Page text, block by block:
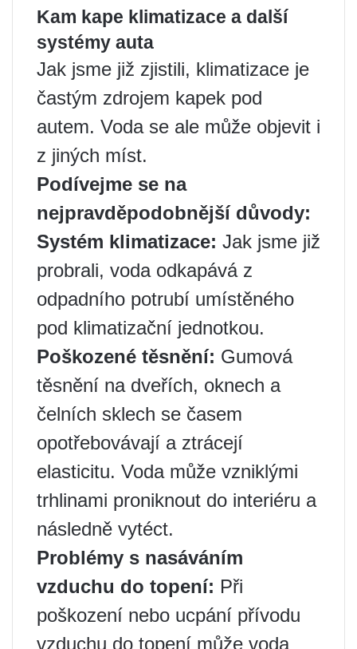
Kam kape klimatizace a další
systémy auta
Jak jsme již zjistili, klimatizace je
častým zdrojem kapek pod
autem. Voda se ale může objevit i
z jiných míst.
Podívejme se na
nejpravděpodobnější důvody:
Systém klimatizace: Jak jsme již
probrali, voda odkapává z
odpadního potrubí umístěného
pod klimatizační jednotkou.
Poškozené těsnění: Gumová
těsnění na dveřích, oknech a
čelních sklech se časem
opotřebovávají a ztrácejí
elasticitu. Voda může vzniklými
trhlinami proniknout do interiéru a
následně vytéct.
Problémy s nasáváním
vzduchu do topení: Při
poškození nebo ucpání přívodu
vzduchu do topení může voda